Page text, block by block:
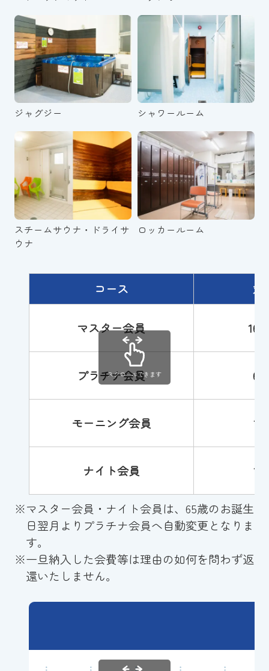
ジャグジー シャワールーム
スチームサウナ・ドライサ
ウナ
ロッカールーム
コース 対
マスター会員 16
プラチナ会員 65
モーニング会員 16
ナイト会員 16
スクロールできます
※マスター会員・ナイト会員は、65歳のお誕生
日翌月よりプラチナ会員へ自動変更となりま
す。
※一旦納入した会費等は理由の如何を問わず返
還いたしません。